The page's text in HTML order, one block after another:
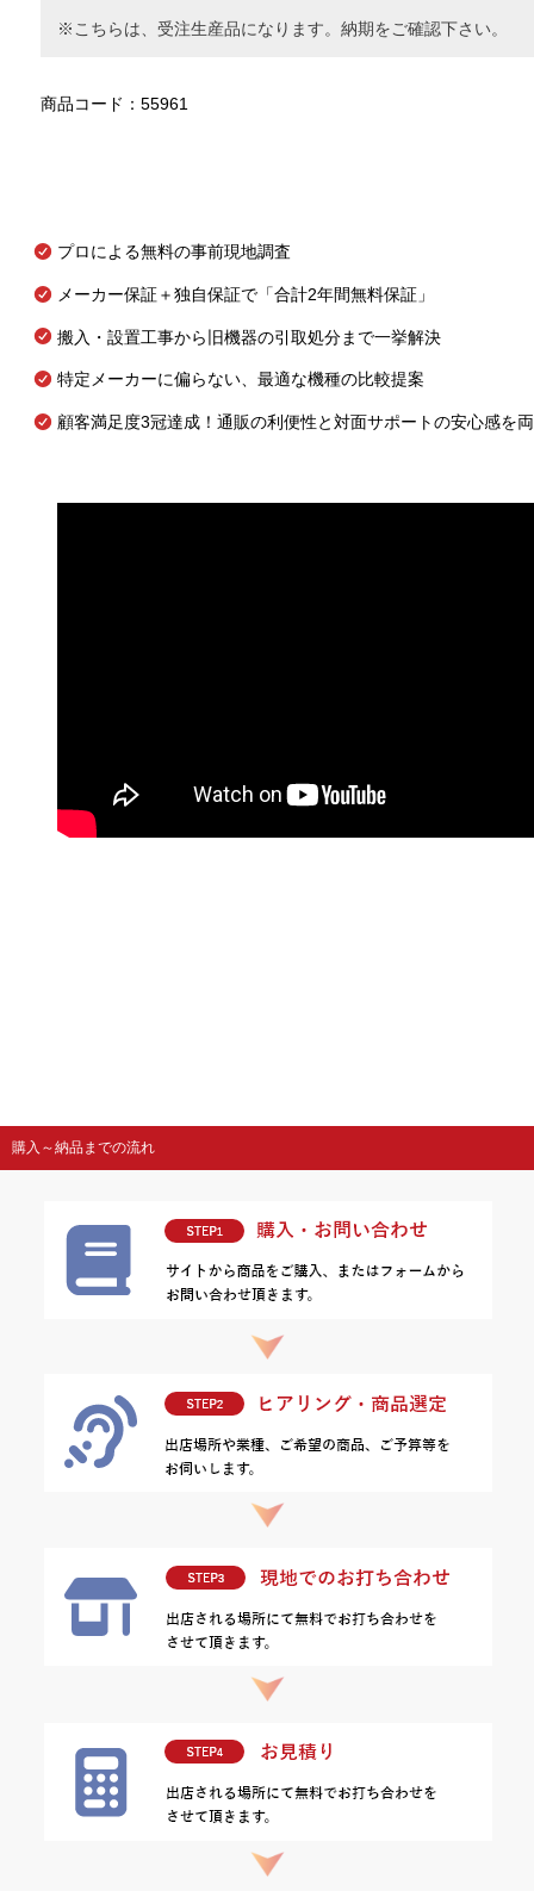
※こちらは、受注生産品になります。納期をご確認下さい。
商品コード：55961
プロによる無料の事前現地調査
メーカー保証＋独自保証で「合計2年間無料保証」
搬入・設置工事から旧機器の引取処分まで一挙解決
特定メーカーに偏らない、最適な機種の比較提案
顧客満足度3冠達成！通販の利便性と対面サポートの安心感を
購入～納品までの流れ